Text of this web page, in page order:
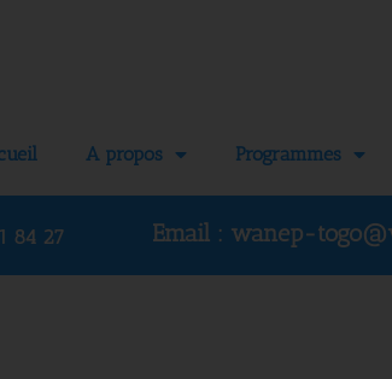
A propos Programmes
84 27 Email : wanep-